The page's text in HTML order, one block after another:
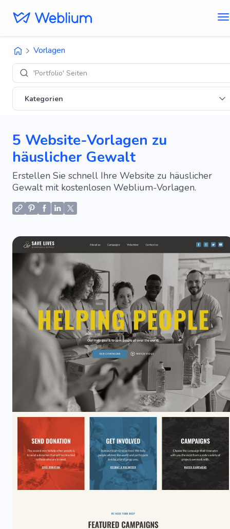
Vorlagen
'Portfolio' Seiten
Kategorien
5 Website-Vorlagen zu
häuslicher Gewalt
Erstellen Sie schnell Ihre Website zu häuslicher
Gewalt mit kostenlosen Weblium-Vorlagen.